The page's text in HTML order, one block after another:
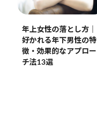
年上女性の落とし方｜
好かれる年下男性の特
徴・効果的なアプロー
チ法13選